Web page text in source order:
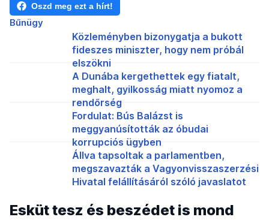
Oszd meg ezt a hírt!
Bűnügy
Közleményben bizonygatja a bukott
fideszes miniszter, hogy nem próbál
elszökni
A Dunába kergethettek egy fiatalt,
meghalt, gyilkosság miatt nyomoz a
rendőrség
Fordulat: Bús Balázst is
meggyanúsították az óbudai
korrupciós ügyben
Állva tapsoltak a parlamentben,
megszavazták a Vagyonvisszaszerzési
Hivatal felállításáról szóló javaslatot
Esküt tesz és beszédet is mond